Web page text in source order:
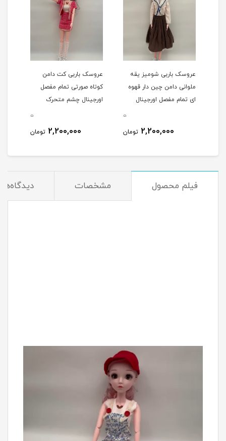
عروسک باربی شومیز یقه
ملوانی دامن چین دار قهوه
ای تمام مفصل اورجینال
0
2,200,000 تومان
عروسک باربی کت دامن
کوتاه صورتی تمام مفصل
اورجینال چشم متحرک
0
2,200,000 تومان
فیلم محصول مشخصات دیدگاه‌ها